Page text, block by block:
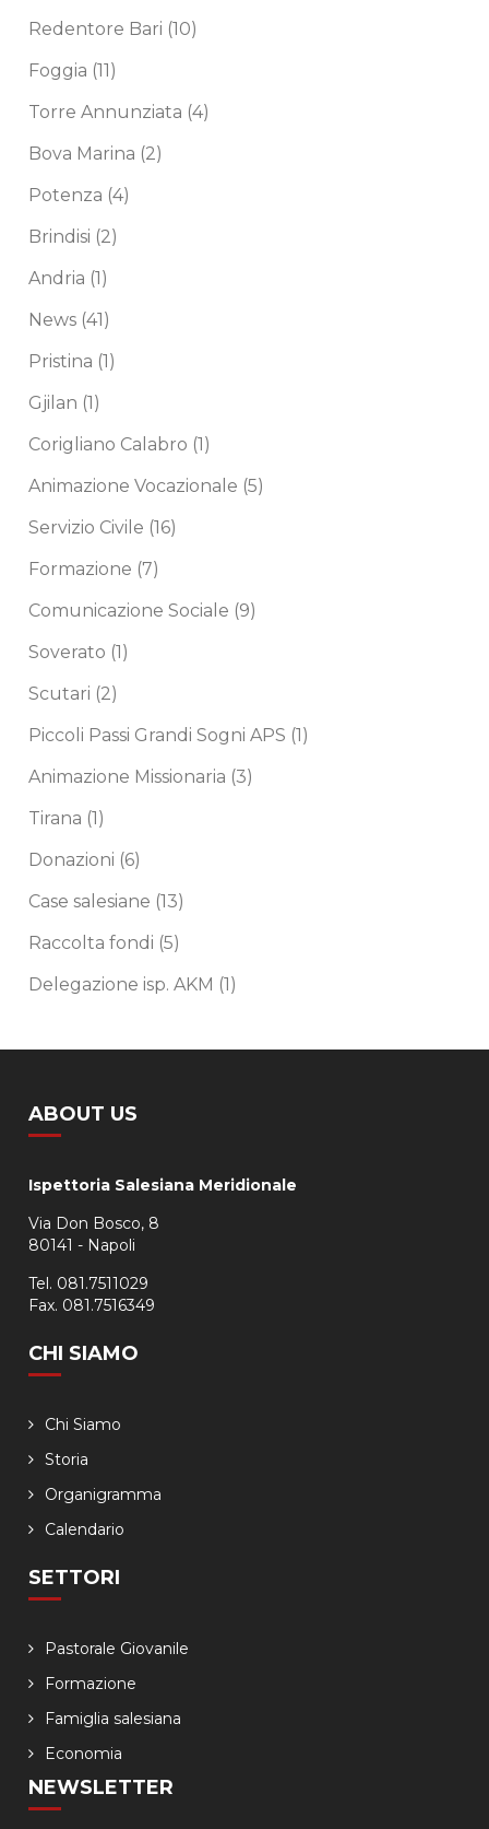
Redentore Bari (10)
Foggia (11)
Torre Annunziata (4)
Bova Marina (2)
Potenza (4)
Brindisi (2)
Andria (1)
News (41)
Pristina (1)
Gjilan (1)
Corigliano Calabro (1)
Animazione Vocazionale (5)
Servizio Civile (16)
Formazione (7)
Comunicazione Sociale (9)
Soverato (1)
Scutari (2)
Piccoli Passi Grandi Sogni APS (1)
Animazione Missionaria (3)
Tirana (1)
Donazioni (6)
Case salesiane (13)
Raccolta fondi (5)
Delegazione isp. AKM (1)
ABOUT US
Ispettoria Salesiana Meridionale
Via Don Bosco, 8
80141 - Napoli
Tel. 081.7511029
Fax. 081.7516349
CHI SIAMO
Chi Siamo
Storia
Organigramma
Calendario
SETTORI
Pastorale Giovanile
Formazione
Famiglia salesiana
Economia
NEWSLETTER